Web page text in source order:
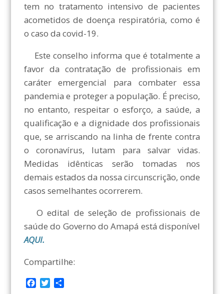
tem no tratamento intensivo de pacientes
acometidos de doença respiratória, como é
o caso da covid-19.
Este conselho informa que é totalmente a
favor da contratação de profissionais em
caráter emergencial para combater essa
pandemia e proteger a população. É preciso,
no entanto, respeitar o esforço, a saúde, a
qualificação e a dignidade dos profissionais
que, se arriscando na linha de frente contra
o coronavírus, lutam para salvar vidas.
Medidas idênticas serão tomadas nos
demais estados da nossa circunscrição, onde
casos semelhantes ocorrerem.
O edital de seleção de profissionais de
saúde do Governo do Amapá está disponível
AQUI.
Compartilhe: